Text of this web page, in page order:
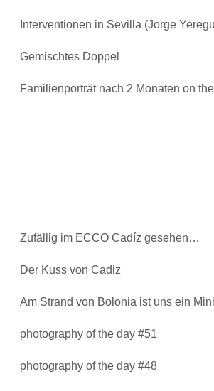
Interventionen in Sevilla (Jorge
Gemischtes Doppel
Familienporträt nach 2 Monaten on
Zufällig im ECCO Cadíz gesehen…
Der Kuss von Cadiz
Am Strand von Bolonia ist uns ein
photography of the day #51
photography of the day #48